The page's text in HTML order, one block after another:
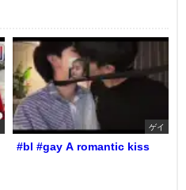
ゲイ
#bl #gay A romantic kiss